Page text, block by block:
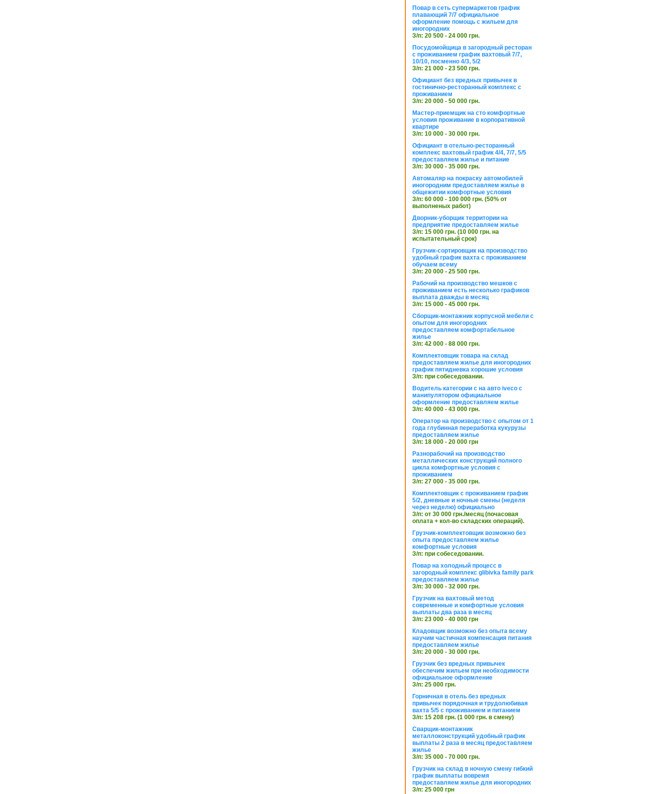
Повар в сеть супермаркетов график
плавающий 7/7 официальное
оформление помощь с жильем для
иногородних
З/п: 20 500 - 24 000 грн.
Посудомойщица в загородный ресторан
с проживанием график вахтовый 7/7,
10/10, посменно 4/3, 5/2
З/п: 21 000 - 23 500 грн.
Официант без вредных привычек в
гостинично-ресторанный комплекс с
проживанием
З/п: 20 000 - 50 000 грн.
Мастер-приемщик на сто комфортные
условия проживание в корпоративной
квартире
З/п: 10 000 - 30 000 грн.
Официант в отельно-ресторанный
комплекс вахтовый график 4/4, 7/7, 5/5
предоставляем жилье и питание
З/п: 30 000 - 35 000 грн.
Автомаляр на покраску автомобилей
иногородним предоставляем жилье в
общежитии комфортные условия
З/п: 60 000 - 100 000 грн. (50% от
выполненых работ)
Дворник-уборщик территории на
предприятие предоставляем жилье
З/п: 15 000 грн. (10 000 грн. на
испытательный срок)
Грузчик-сортировщик на производство
удобный график вахта с проживанием
обучаем всему
З/п: 20 000 - 25 500 грн.
Рабочий на производство мешков с
проживанием есть несколько графиков
выплата дважды в месяц
З/п: 15 000 - 45 000 грн.
Сборщик-монтажник корпусной мебели с
опытом для иногородних
предоставляем комфортабельное
жилье
З/п: 42 000 - 88 000 грн.
Комплектовщик товара на склад
предоставляем жилье для иногородних
график пятидневка хорошие условия
З/п: при собеседовании.
Водитель категории с на авто iveco с
манипулятором официальное
оформление предоставляем жилье
З/п: 40 000 - 43 000 грн.
Оператор на производство с опытом от 1
года глубинная переработка кукурузы
предоставляем жилье
З/п: 18 000 - 20 000 грн
Разнорабочий на производство
металлических конструкций полного
цикла комфортные условия с
проживанием
З/п: 27 000 - 35 000 грн.
Комплектовщик с проживанием график
5/2, дневные и ночные смены (неделя
через неделю) официально
З/п: от 30 000 грн./месяц (почасовая
оплата + кол-во складских операций).
Грузчик-комплектовщик возможно без
опыта предоставляем жилье
комфортные условия
З/п: при собеседовании.
Повар на холодный процесс в
загородный комплекс glibivka family park
предоставляем жилье
З/п: 30 000 - 32 000 грн.
Грузчик на вахтовый метод
современные и комфортные условия
выплаты два раза в месяц
З/п: 23 000 - 40 000 грн
Кладовщик возможно без опыта всему
научим частичная компенсация питания
предоставляем жилье
З/п: 20 000 - 30 000 грн.
Грузчик без вредных привычек
обеспечим жильем при необходимости
официальное оформление
З/п: 25 000 грн.
Горничная в отель без вредных
привычек порядочная и трудолюбивая
вахта 5/5 с проживанием и питанием
З/п: 15 208 грн. (1 000 грн. в смену)
Сварщик-монтажник
металлоконструкций удобный график
выплаты 2 раза в месяц предоставляем
жилье
З/п: 35 000 - 70 000 грн.
Грузчик на склад в ночную смену гибкий
график выплаты вовремя
предоставляем жилье для иногородних
З/п: 25 000 грн